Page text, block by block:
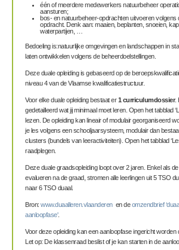
één of meerdere medewerkers natuurbeheer
aansturen;
bos- en natuurbeheer-opdrachten uitvoeren volgens
opdracht. Denk aan: maaien, beplanten, snoeien,
waterpartijen, …
Bedoeling is:natuurlijke omgevingen en landschappen in
laten ontwikkelen volgens de beheerdoelstellingen.
Deze duale opleiding is gebaseerd op de
niveau 4 van de Vlaamse kwalificatiestructuur.
Voor elke duale opleiding bestaat er1 curriculumdossier.
gedetailleerd wat jij minimaal moet leren. Open het tabblad
lezen. De opleiding kan lineair of modulair georganiseerd
je les volgens een schooljaarsysteem, modulair dan
clusters (bundels van leeractiviteiten). Open het tabblad
raadplegen.
Deze duale graadsopleiding loopt over 2 jaren. Enkel als
evalueren na de graad, stromen alle leerlingen uit 5 TSO
naar 6 TSO duaal.
Bron: www.duaalleren.vlaanderenen deomzendbrief
aanloopfase'.
Voor deze opleiding kan een aanloopfase ingericht worden
Let op: De klassenraad beslist of je kan starten in de